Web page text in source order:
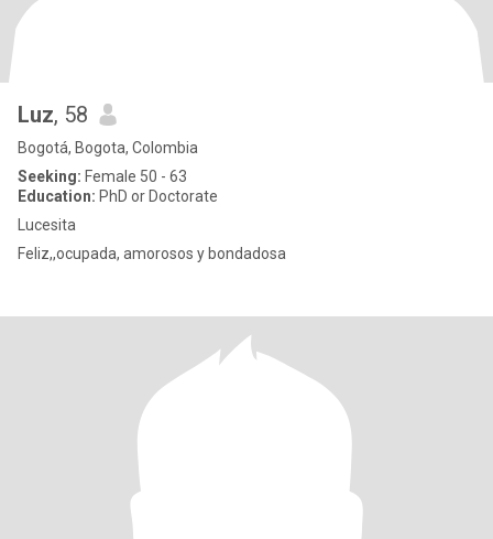
Luz, 58
Bogotá, Bogota, Colombia
Seeking: Female 50 - 63
Education: PhD or Doctorate
Lucesita
Feliz,,ocupada, amorosos y bondadosa